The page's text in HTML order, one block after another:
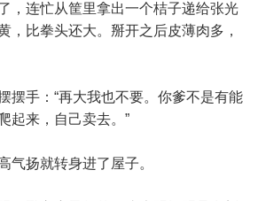
连忙从筐里拿出一个桔子递给张光
，比拳头还大。掰开之后皮薄肉多，
手：“再大我也不要。你爹不是有能
起来，自己卖去。”
扬就转身进了屋子。